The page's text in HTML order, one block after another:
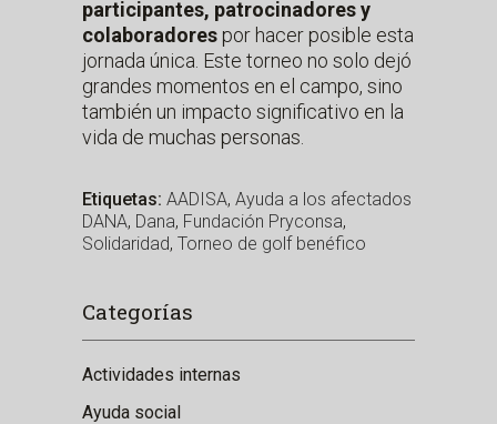
participantes, patrocinadores y
colaboradores por hacer posible esta
jornada única. Este torneo no solo dejó
grandes momentos en el campo, sino
también un impacto significativo en la
vida de muchas personas.
AADISA, Ayuda a los afectados
DANA, Dana, Fundación Pryconsa,
Solidaridad, Torneo de golf benéfico
Categorías
Actividades internas
Ayuda social